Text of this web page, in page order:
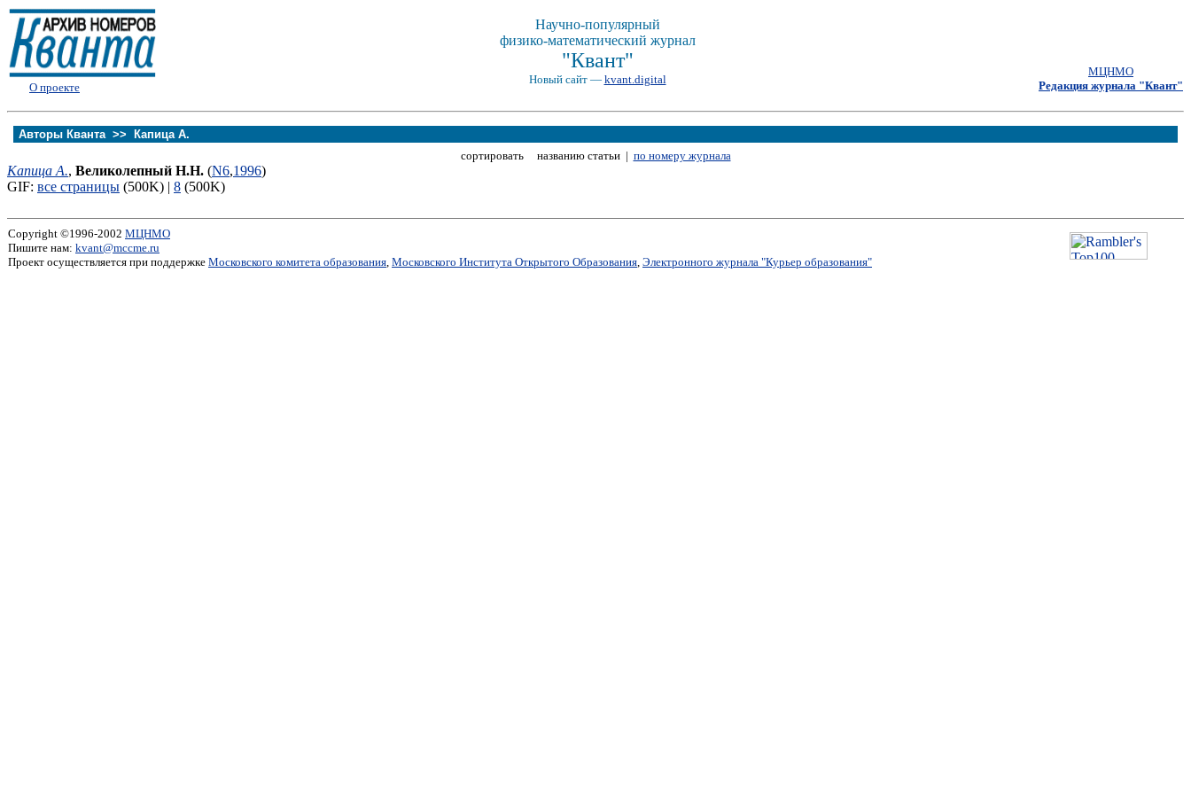
О проекте
Научно-популярный
физико-математический журнал
"Квант"
Новый сайт — kvant.digital
МЦНМО
Редакция журнала "Квант"
Авторы Кванта >>
Капица А.
сортировать названию статьи | по номеру журнала
Капица А., Великолепный Н.Н. (N6,1996)
GIF: все страницы (500K) | 8 (500K)
Copyright ©1996-2002 МЦНМО
Пишите нам: kvant@mccme.ru
Проект осуществляется при поддержке Московского комитета образования, Московского Института Открытого Образования, Электронного журнала "Курьер образования"